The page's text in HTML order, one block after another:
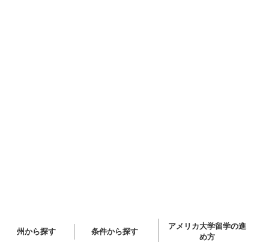
州から探す 条件から探す
アメリカ大学留学の進
め方